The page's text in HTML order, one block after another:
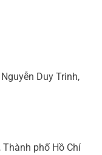
Duy Trinh,
Thành phố Hồ Chí